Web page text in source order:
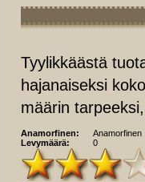
Tyylikkäästä
hajanaiseksi
määrin
Anamorfinen:
Anamorfinen
Levymäärä:
0